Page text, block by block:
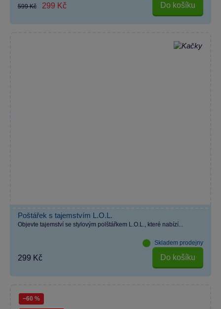
599 Kč 299 Kč Do košíku
Poštářek s tajemstvím L.O.L.
Objevte tajemství se stylovým polštářkem L.O.L., které nabízí...
Skladem prodejny
299 Kč Do košíku
−60 %